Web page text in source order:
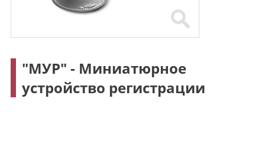
"МУР" - Миниатюрное
устройство регистрации